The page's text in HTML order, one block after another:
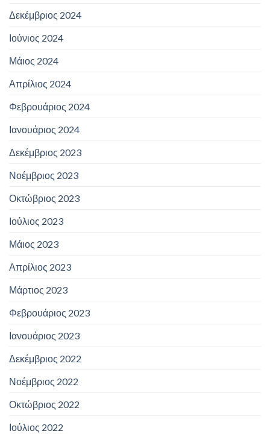
Δεκέμβριος 2024
Ιούνιος 2024
Μάιος 2024
Απρίλιος 2024
Φεβρουάριος 2024
Ιανουάριος 2024
Δεκέμβριος 2023
Νοέμβριος 2023
Οκτώβριος 2023
Ιούλιος 2023
Μάιος 2023
Απρίλιος 2023
Μάρτιος 2023
Φεβρουάριος 2023
Ιανουάριος 2023
Δεκέμβριος 2022
Νοέμβριος 2022
Οκτώβριος 2022
Ιούλιος 2022